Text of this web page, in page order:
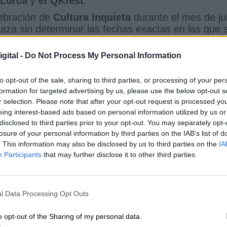
- Do Not Process My Personal Information
opt-out of the sale, sharing to third parties, or processing of your
for targeted advertising by us, please use the below opt-out
selection. Please note that after your opt-out request is processed
interest-based ads based on personal information utilized by us
to third parties prior to your opt-out. You may separately
of your personal information by third parties on the IAB’s list of
This information may also be disclosed by us to third parties on the
Participants that may further disclose it to other third parties.
Data Processing Opt Outs
opt-out of the Sharing of my personal data.
de Cultura Inquieta durante el mes de
sin determinar las fechas exactas en las que
QKfest Cultura Inquieta festival De Poesía Por Getafe
RELACIONADAS